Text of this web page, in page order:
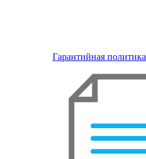
Гарантийная политика